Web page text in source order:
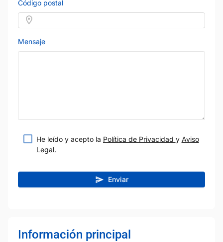
Código postal
Mensaje
He leído y acepto la Política de Privacidad y Aviso
Legal.
Enviar
Información principal